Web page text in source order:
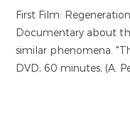
First Film:
Documentary about
similar phenomena.
DVD, 60 minutes, (A.